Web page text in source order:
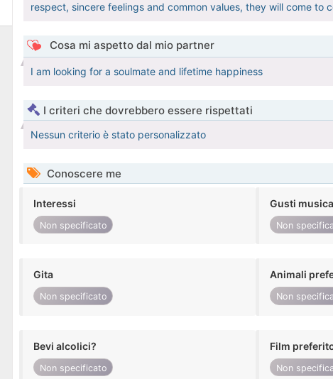
respect, sincere feelings and common values, they will come to
Cosa mi aspetto dal mio partner
I am looking for a soulmate and lifetime happiness
I criteri che dovrebbero essere rispettati
Nessun criterio è stato personalizzato
Conoscere me
Interessi
Non specificato
Gusti
Non
Gita
Non specificato
Animali
Non
Bevi alcolici?
Non specificato
Film
Non